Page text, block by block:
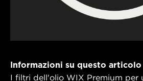
Informazioni su questo articolo
I filtri dell'olio WIX Premium per